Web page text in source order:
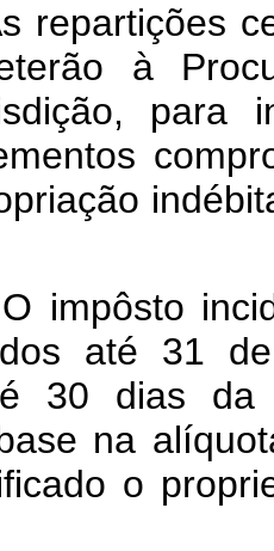
repartições
à
para
impôsto
até 31
30 dias da
na
o